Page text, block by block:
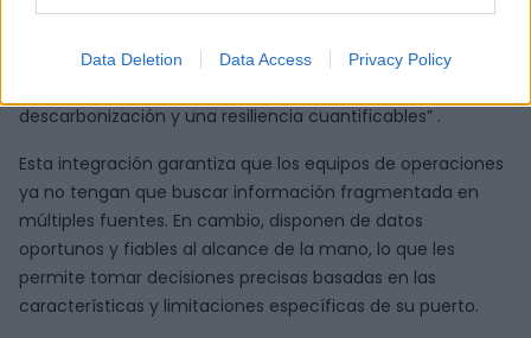
Data Deletion Data Access Privacy Policy
con PCS/TOS/PMS/GIS, lo que contribuye a mejorar la
descarbonización y una resiliencia cuantificables” .
Esta integración garantiza que los equipos de operaciones
ya no tengan que buscar información fragmentada en
múltiples fuentes. En cambio, disponen de datos
oportunos y fiables al alcance de la mano, lo que les
permite tomar decisiones precisas basadas en las
características y limitaciones específicas de su puerto.